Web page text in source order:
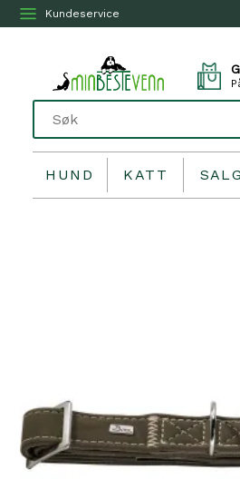
Kundeservice
HUND KATT SALG